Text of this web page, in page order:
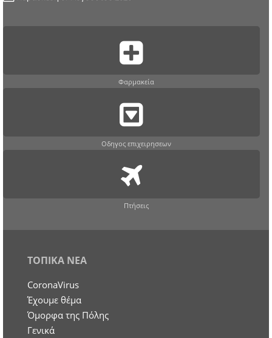
Φαρμακεία
Οδηγος επιχειρησεων
Πτήσεις
ΤΟΠΙΚΑ ΝΕΑ
CoronaVirus
Έχουμε θέμα
Όμορφα της Πόλης
Γενικά